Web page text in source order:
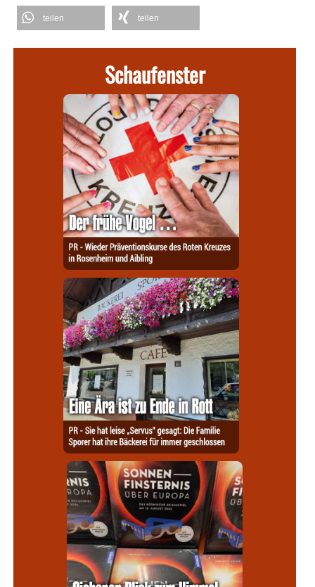
teilen teilen
Schaufenster